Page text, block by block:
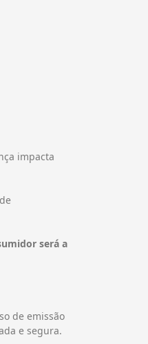
impacta
será a
de emissão
e segura.